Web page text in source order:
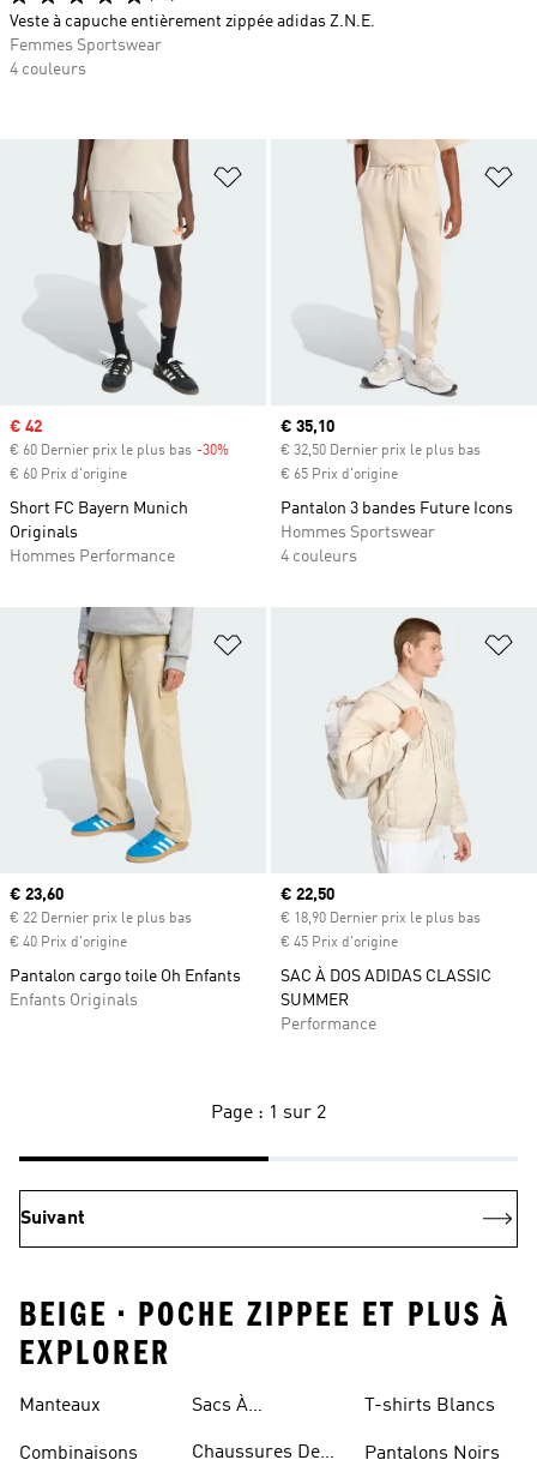
Ajouter à la Liste de produits
Prix soldé
€ 42
€ 60 Dernier prix le plus bas -30%
€ 60 Prix d'origine
Short FC Bayern Munich
Originals
Hommes Performance
Prix actuel
€ 35,10
€ 32,50 Dernier prix le plus bas
€ 65 Prix d'origine
Pantalon 3 bandes Future Icons
Hommes Sportswear
4 couleurs
Ajouter à la Liste de produits
Prix actuel
€ 23,60
€ 22 Dernier prix le plus bas
€ 40 Prix d'origine
Pantalon cargo toile Oh Enfants
Enfants Originals
Prix actuel
€ 22,50
€ 18,90 Dernier prix le plus bas
€ 45 Prix d'origine
SAC À DOS ADIDAS CLASSIC
SUMMER
Performance
Veste à capuche entièrement zippée adidas Z.N.E.
Femmes Sportswear
4 couleurs
Page : 1 sur 2
Suivant
BEIGE • POCHE ZIPPEE ET PLUS À
EXPLORER
Manteaux
Combinaisons
Sacs À
Chaussures De
T-shirts Blancs
Pantalons Noirs